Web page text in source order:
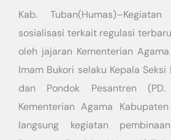
Kab.
sosialisasi terkait regulasi
oleh jajaran Kementerian
Imam Bukori selaku Kepala
dan Pondok Pesantren
Kementerian Agama
langsung kegiatan